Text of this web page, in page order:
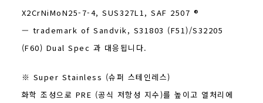
X2CrNiMoN25-7-4, SUS327L1, SAF 2507 ®
— trademark of Sandvik, S31803 (F51)/S32205
(F60) Dual Spec 과 대응됩니다.
※ Super Stainless (슈퍼 스테인레스)
화학 조성으로 PRE (공식 저항성 지수)를 높이고 열처리에